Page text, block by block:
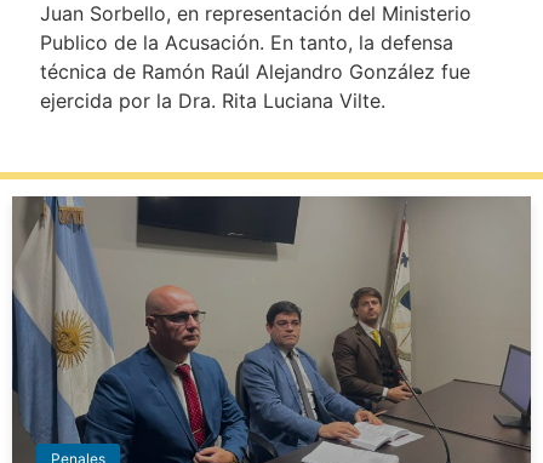
Juan Sorbello, en representación del Ministerio
Publico de la Acusación. En tanto, la defensa
técnica de Ramón Raúl Alejandro González fue
ejercida por la Dra. Rita Luciana Vilte.
Penales